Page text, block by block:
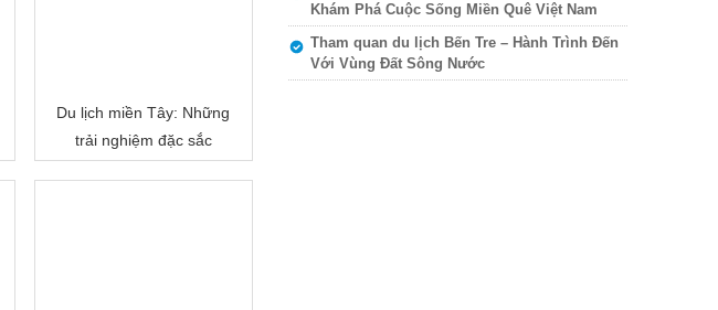
Du lịch miền Tây: Những
trải nghiệm đặc sắc
Khám Phá Cuộc Sống Miền Quê Việt Nam
Tham quan du lịch Bến Tre – Hành Trình Đến
Với Vùng Đất Sông Nước